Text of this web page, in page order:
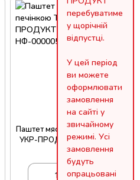
перебуватиме
у щорічній
відпустці.
У цей період
ви можете
оформлювати
замовлення
на сайті у
звичайному
режимі. Усі
замовлення
будуть
опрацьовані
Паштет мясний з печінкою ТМ
УКР-ПРОДУКТ 525 г*24 шт
60 грн